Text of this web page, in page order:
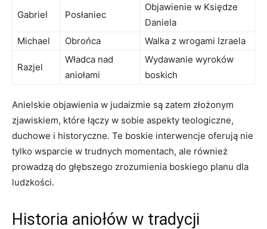
Gabriel Posłaniec
Objawienie w Księdze
Daniela
Michael
Obrońca Walka z wrogami Izraela
Razjel
Władca nad
aniołami
Wydawanie wyroków
boskich
Anielskie objawienia w judaizmie są zatem złożonym
zjawiskiem, które łączy w sobie aspekty teologiczne,
duchowe i historyczne. Te boskie interwencje oferują nie
tylko wsparcie w trudnych momentach, ale również
prowadzą do głębszego zrozumienia boskiego planu dla
ludzkości.
Historia aniołów w tradycji